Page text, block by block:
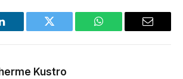
LinkedIn Twitter WhatsApp Email
Kustro